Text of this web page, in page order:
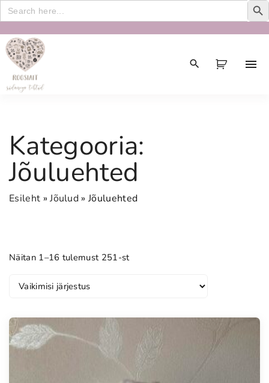
Search
for:
Kategooria:
Jõuluehted
Esileht »Jõulud »Jõuluehted
Näitan 1–16 tulemust 251-st